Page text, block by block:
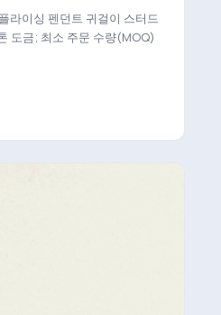
라이싱 펜던트 귀걸이 스터드
도금; 최소 주문 수량(MOQ)